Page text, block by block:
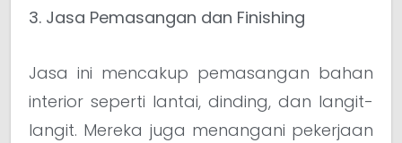
3. Jasa Pemasangan dan Finishing
Jasa ini mencakup pemasangan bahan
interior seperti lantai, dinding, dan langit-
langit. Mereka juga menangani pekerjaan